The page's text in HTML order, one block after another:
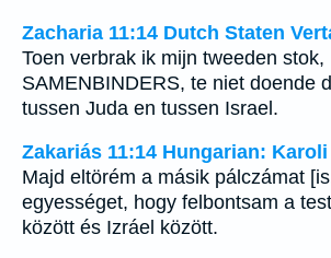
Zacharia 11:14 Dutch Staten
Toen verbrak ik mijn tweeden stok,
SAMENBINDERS, te niet doende
tussen Juda en tussen Israel.
Zakariás 11:14 Hungarian: Karoli
Majd eltörém a másik pálczámat
egyességet, hogy felbontsam a
között és Izráel között.